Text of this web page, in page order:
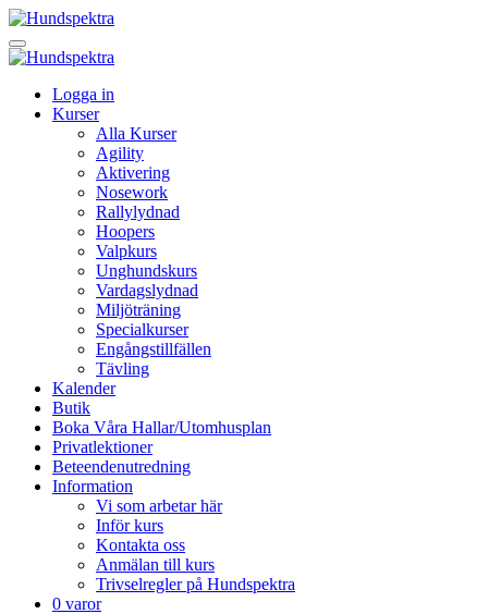
Logga in
Kurser
Alla Kurser
Agility
Aktivering
Nosework
Rallylydnad
Hoopers
Valpkurs
Unghundskurs
Vardagslydnad
Miljöträning
Specialkurser
Engångstillfällen
Tävling
Kalender
Butik
Boka Våra Hallar/Utomhusplan
Privatlektioner
Beteendenutredning
Information
Vi som arbetar här
Inför kurs
Kontakta oss
Anmälan till kurs
Trivselregler på Hundspektra
0 varor